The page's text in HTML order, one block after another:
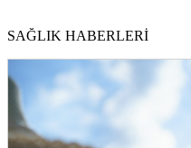
SAĞLIK HABERLERİ